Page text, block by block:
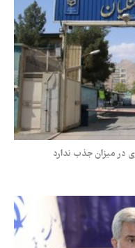
در میزان جذب ندارد